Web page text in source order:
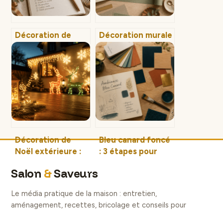
Décoration de
mariage : quels
thèmes,
accessoires et
astuces pour
sublimer votre
réception sans se
ruiner ?
Décoration murale
vert sauge :
comment marier
élégance végétale
et sérénité dans
chaque pièce
Décoration de
Noël extérieure :
votre jardin avec
économie
Bleu canard foncé
: 3 étapes pour
Salon &Saveurs
Le média pratique de la maison : entretien,
aménagement, recettes, bricolage et conseils pour